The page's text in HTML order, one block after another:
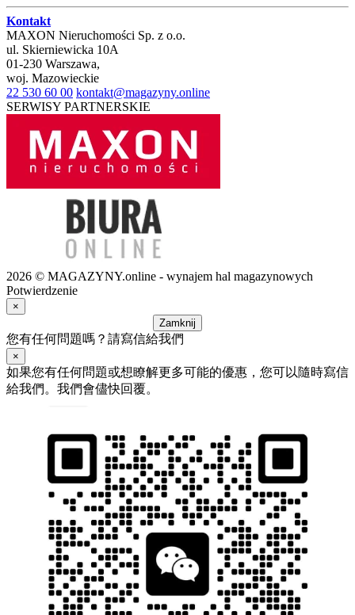
Kontakt
MAXON Nieruchomości Sp. z o.o.
ul. Skierniewicka 10A
01-230 Warszawa,
woj. Mazowieckie
22 530 60 00 kontakt@magazyny.online
SERWISY PARTNERSKIE
2026 © MAGAZYNY.online - wynajem hal magazynowych
Potwierdzenie
×
Zamknij
您有任何問題嗎？請寫信給我們
×
如果您有任何問題或想瞭解更多可能的優惠，您可以隨時寫信
給我們。我們會儘快回覆。